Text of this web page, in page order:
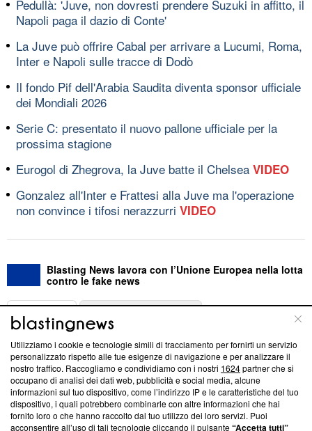
Pedullà: 'Juve, non dovresti prendere Suzuki in affitto, il
Napoli paga il dazio di Conte'
La Juve può offrire Cabal per arrivare a Lucumi, Roma,
Inter e Napoli sulle tracce di Dodò
Il fondo Pif dell'Arabia Saudita diventa sponsor ufficiale
dei Mondiali 2026
Serie C: presentato il nuovo pallone ufficiale per la
prossima stagione
Eurogol di Zhegrova, la Juve batte il Chelsea VIDEO
Gonzalez all'Inter e Frattesi alla Juve ma l'operazione
non convince i tifosi nerazzurri VIDEO
Blasting News lavora con l’Unione Europea nella lotta
contro le fake news
ABOUT
Questa sezione offre informazioni trasparenti su Blasting
News, sui nostri processi editoriali e su come ci impegniamo a
creare news di qualità. Inoltre, afferma la nostra aderenza a
‘Trust Project - News with Integrity’Blasting News non è
ancora membro del programma, ma ha richiesto di farne
parte; Trust Project non ha ancora effettuato una verifica di
Utilizziamo i cookie e tecnologie simili di tracciamento per fornirti un servizio
personalizzato rispetto alle tue esigenze di navigazione e per analizzare il
nostro traffico. Raccogliamo e condividiamo con i nostri 1624partner che si
occupano di analisi dei dati web, pubblicità e social media, alcune
informazioni sul tuo dispositivo, come l’indirizzo IP e le caratteristiche del tuo
dispositivo, i quali potrebbero combinarle con altre informazioni che hai
fornito loro o che hanno raccolto dal tuo utilizzo dei loro servizi. Puoi
acconsentire all’uso di tali tecnologie cliccando il pulsante“Accetta tutti”